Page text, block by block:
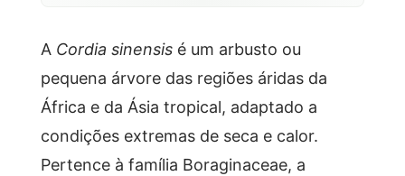
A Cordia sinensisé um arbusto ou
pequena árvore das regiões áridas da
África e da Ásia tropical, adaptado a
condições extremas de seca e calor.
Pertence à família Boraginaceae, a